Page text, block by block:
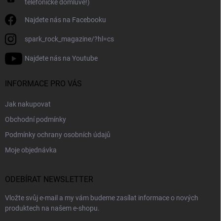
telefonické domluvě!)
Najdete nás na Facebooku
spark_rock_magazine/?hl=cs
Najdete nás na Youtube
INFORMACE PRO VÁS
Jak nakupovat
Obchodní podmínky
Podmínky ochrany osobních údajů
Moje objednávka
ODEBÍRAT NEWSLETTER
Vložte svůj e-mail a my vám budeme zasílat informace o nových
produktech na našem e-shopu.